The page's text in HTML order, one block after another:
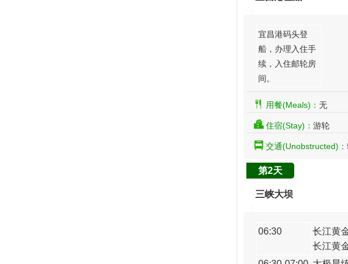
宜昌港码头登
船，办理入住手
续，入住邮轮房
间。
用餐(Meals)： 无
住宿(Stay)： 游轮
交通(Unobstructed)：
第2天
三峡大坝
06:30
长江黄
长江黄